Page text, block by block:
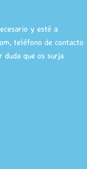
y esté a
teléfono de contacto
duda que os surja